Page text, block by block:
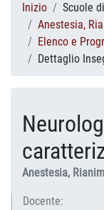
Inizio
Scuole
Anestesia,
Elenco e
Dettaglio
Anestesia,
Docente: